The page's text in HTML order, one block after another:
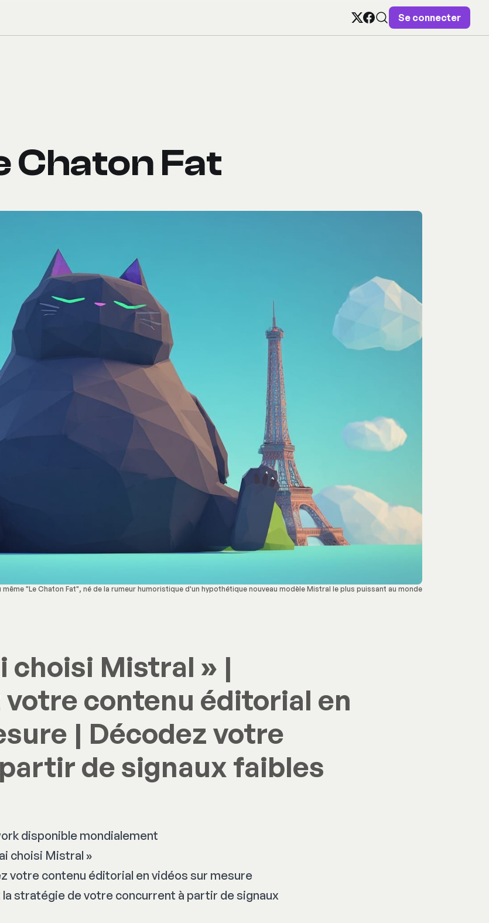
Se connecter
Chaton Fat
même "Le Chaton Fat", né de la rumeur humoristique d'un hypothétique nouveau modèle Mistral le plus puissant au monde
choisi Mistral » |
contenu éditorial en
| Décodez votre
de signaux faibles
disponible mondialement
choisi Mistral »
votre contenu éditorial en vidéos sur mesure
stratégie de votre concurrent à partir de signaux